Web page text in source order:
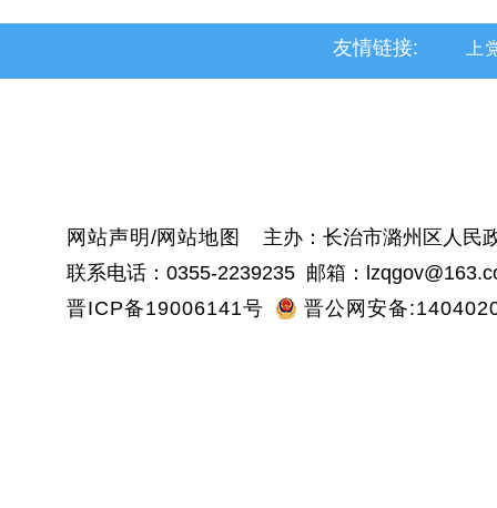
友情链接: 上
网站声明 /网站地图
主办：长治市潞州区人民
联系电话：0355-2239235 邮箱：
晋ICP备19006141号
晋公网安备